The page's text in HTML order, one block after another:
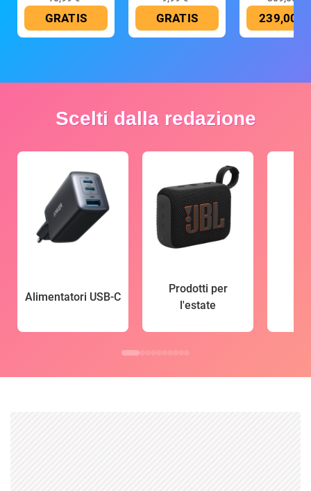
GRATIS GRATIS 239,00 €
Scelti dalla redazione
Alimentatori USB-C
Prodotti per
l'estate